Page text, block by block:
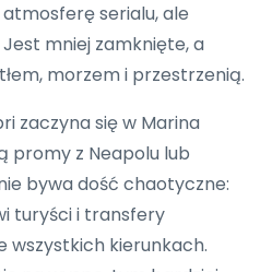
serialu, ale
mniej zamknięte, a
morzem i przestrzenią.
zaczyna się w Marina
promy z Neapolu lub
bywa dość chaotyczne:
turyści i transfery
wszystkich kierunkach.